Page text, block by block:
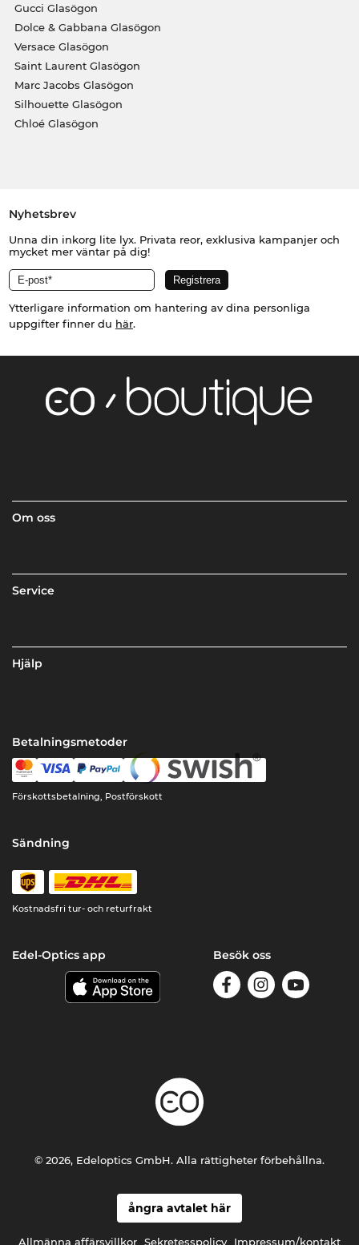
Gucci Glasögon
Dolce & Gabbana Glasögon
Versace Glasögon
Saint Laurent Glasögon
Marc Jacobs Glasögon
Silhouette Glasögon
Chloé Glasögon
Nyhetsbrev
Unna din inkorg lite lyx. Privata reor, exklusiva kampanjer och
mycket mer väntar på dig!
Ytterligare information om hantering av dina personliga
uppgifter finner du här.
Om oss
Service
Hjälp
Betalningsmetoder
Förskottsbetalning, Postförskott
Sändning
Kostnadsfri tur- och returfrakt
Edel-Optics app Besök oss
ångra avtalet här
Allmänna affärsvillkor Sekretesspolicy Impressum/kontakt
© 2026, Edeloptics GmbH. Alla rättigheter förbehållna.